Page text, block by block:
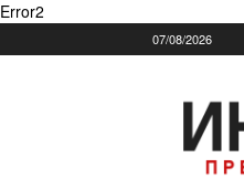
Error2
07/08/2026